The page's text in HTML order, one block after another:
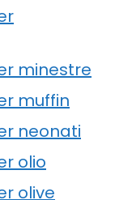
minestre
muffin
neonati
olio
olive